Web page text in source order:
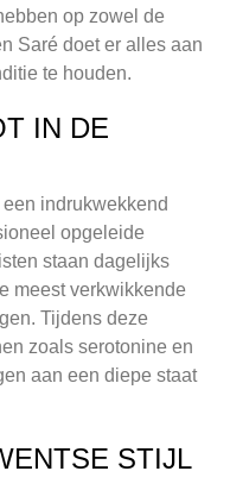
op zowel de
Saré doet er alles aan
te houden.
IN DE
indrukwekkend
opgeleide
staan dagelijks
meest verkwikkende
Tijdens deze
zoals serotonine en
aan een diepe staat
STIJL